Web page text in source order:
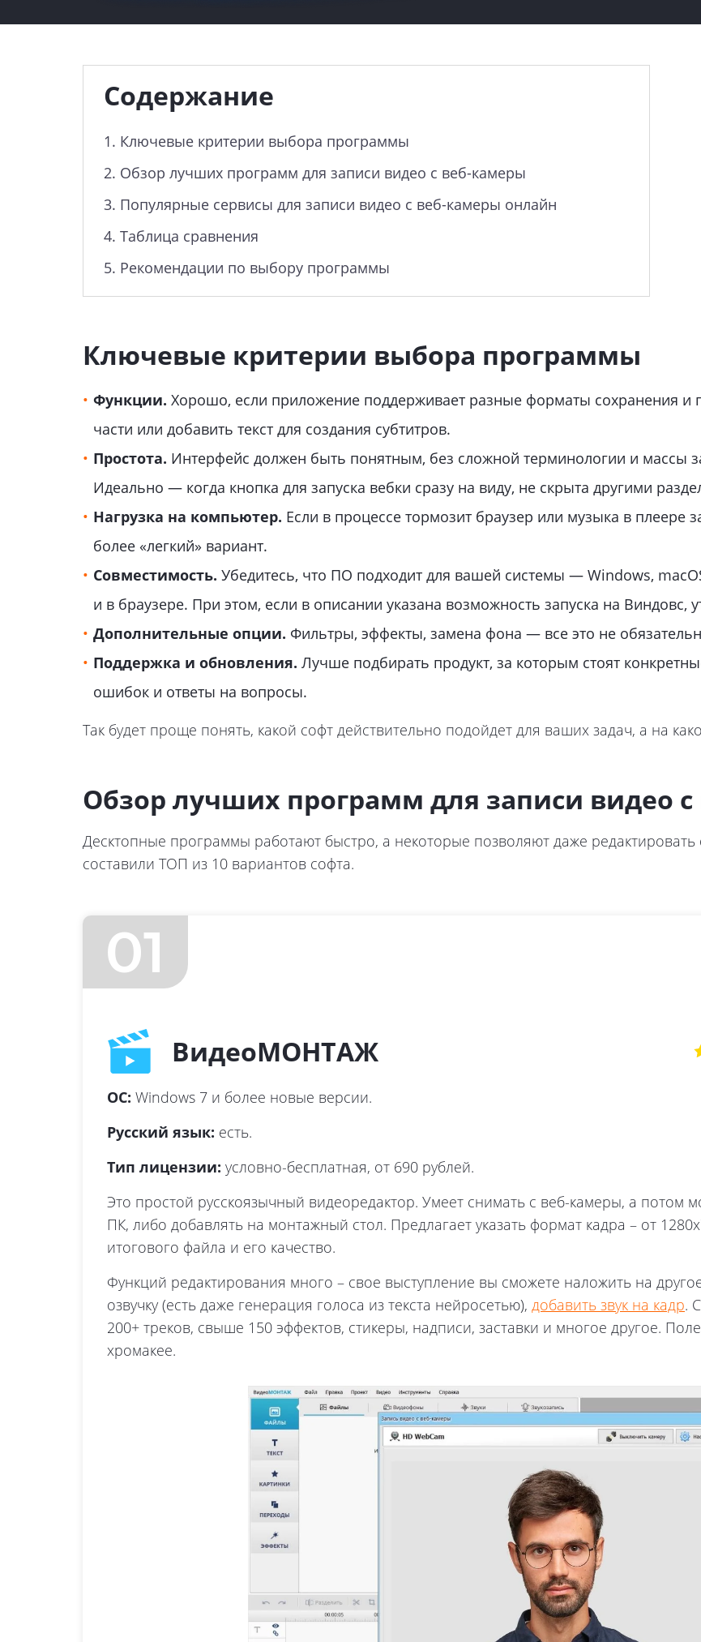
Содержание
1. Ключевые критерии выбора программы
2. Обзор лучших программ для записи видео с веб-камеры
3. Популярные сервисы для записи видео с веб-камеры онлайн
4. Таблица сравнения
5. Рекомендации по выбору программы
Ключевые критерии выбора программы
Функции. Хорошо, если приложение поддерживает разные форматы сохранения и
части или добавить текст для создания субтитров.
Простота. Интерфейс должен быть понятным, без сложной терминологии и массы
Идеально — когда кнопка для запуска вебки сразу на виду, не скрыта другими
Нагрузка на компьютер. Если в процессе тормозит браузер или музыка в плеере
более «легкий» вариант.
Совместимость. Убедитесь, что ПО подходит для вашей системы — Windows,
и в браузере. При этом, если в описании указана возможность запуска на Виндовс,
Дополнительные опции. Фильтры, эффекты, замена фона — все это не
Поддержка и обновления. Лучше подбирать продукт, за которым стоят
ошибок и ответы на вопросы.
Так будет проще понять, какой софт действительно подойдет для ваших задач, а на
Обзор лучших программ для записи видео
Десктопные программы работают быстро, а некоторые позволяют даже редактировать
составили ТОП из 10 вариантов софта.
01
ВидеоМОНТАЖ
ОС: Windows 7 и более новые версии.
Русский язык: есть.
Тип лицензии: условно-бесплатная, от 690 рублей.
Это простой русскоязычный видеоредактор. Умеет снимать с веб-камеры, а потом
ПК, либо добавлять на монтажный стол. Предлагает указать формат кадра – от
итогового файла и его качество.
Функций редактирования много – свое выступление вы сможете наложить на
озвучку (есть даже генерация голоса из текста нейросетью), добавить звук на кадр.
200+ треков, свыше 150 эффектов, стикеры, надписи, заставки и многое другое.
хромакее.